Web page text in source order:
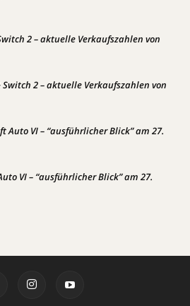
2 – aktuelle Verkaufszahlen von
Switch 2 – aktuelle Verkaufszahlen von
Auto VI – “ausführlicher Blick” am 27.
VI – “ausführlicher Blick” am 27.